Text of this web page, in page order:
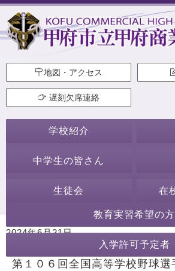
地図・アクセス
遅刻欠席連絡
学校紹介
中学生の皆さん
生徒会 在
教育実習希望の方
入学許可予定者
2024年6月21日
生徒会・部活動 野球部
第１０６回全国高等学校野球選